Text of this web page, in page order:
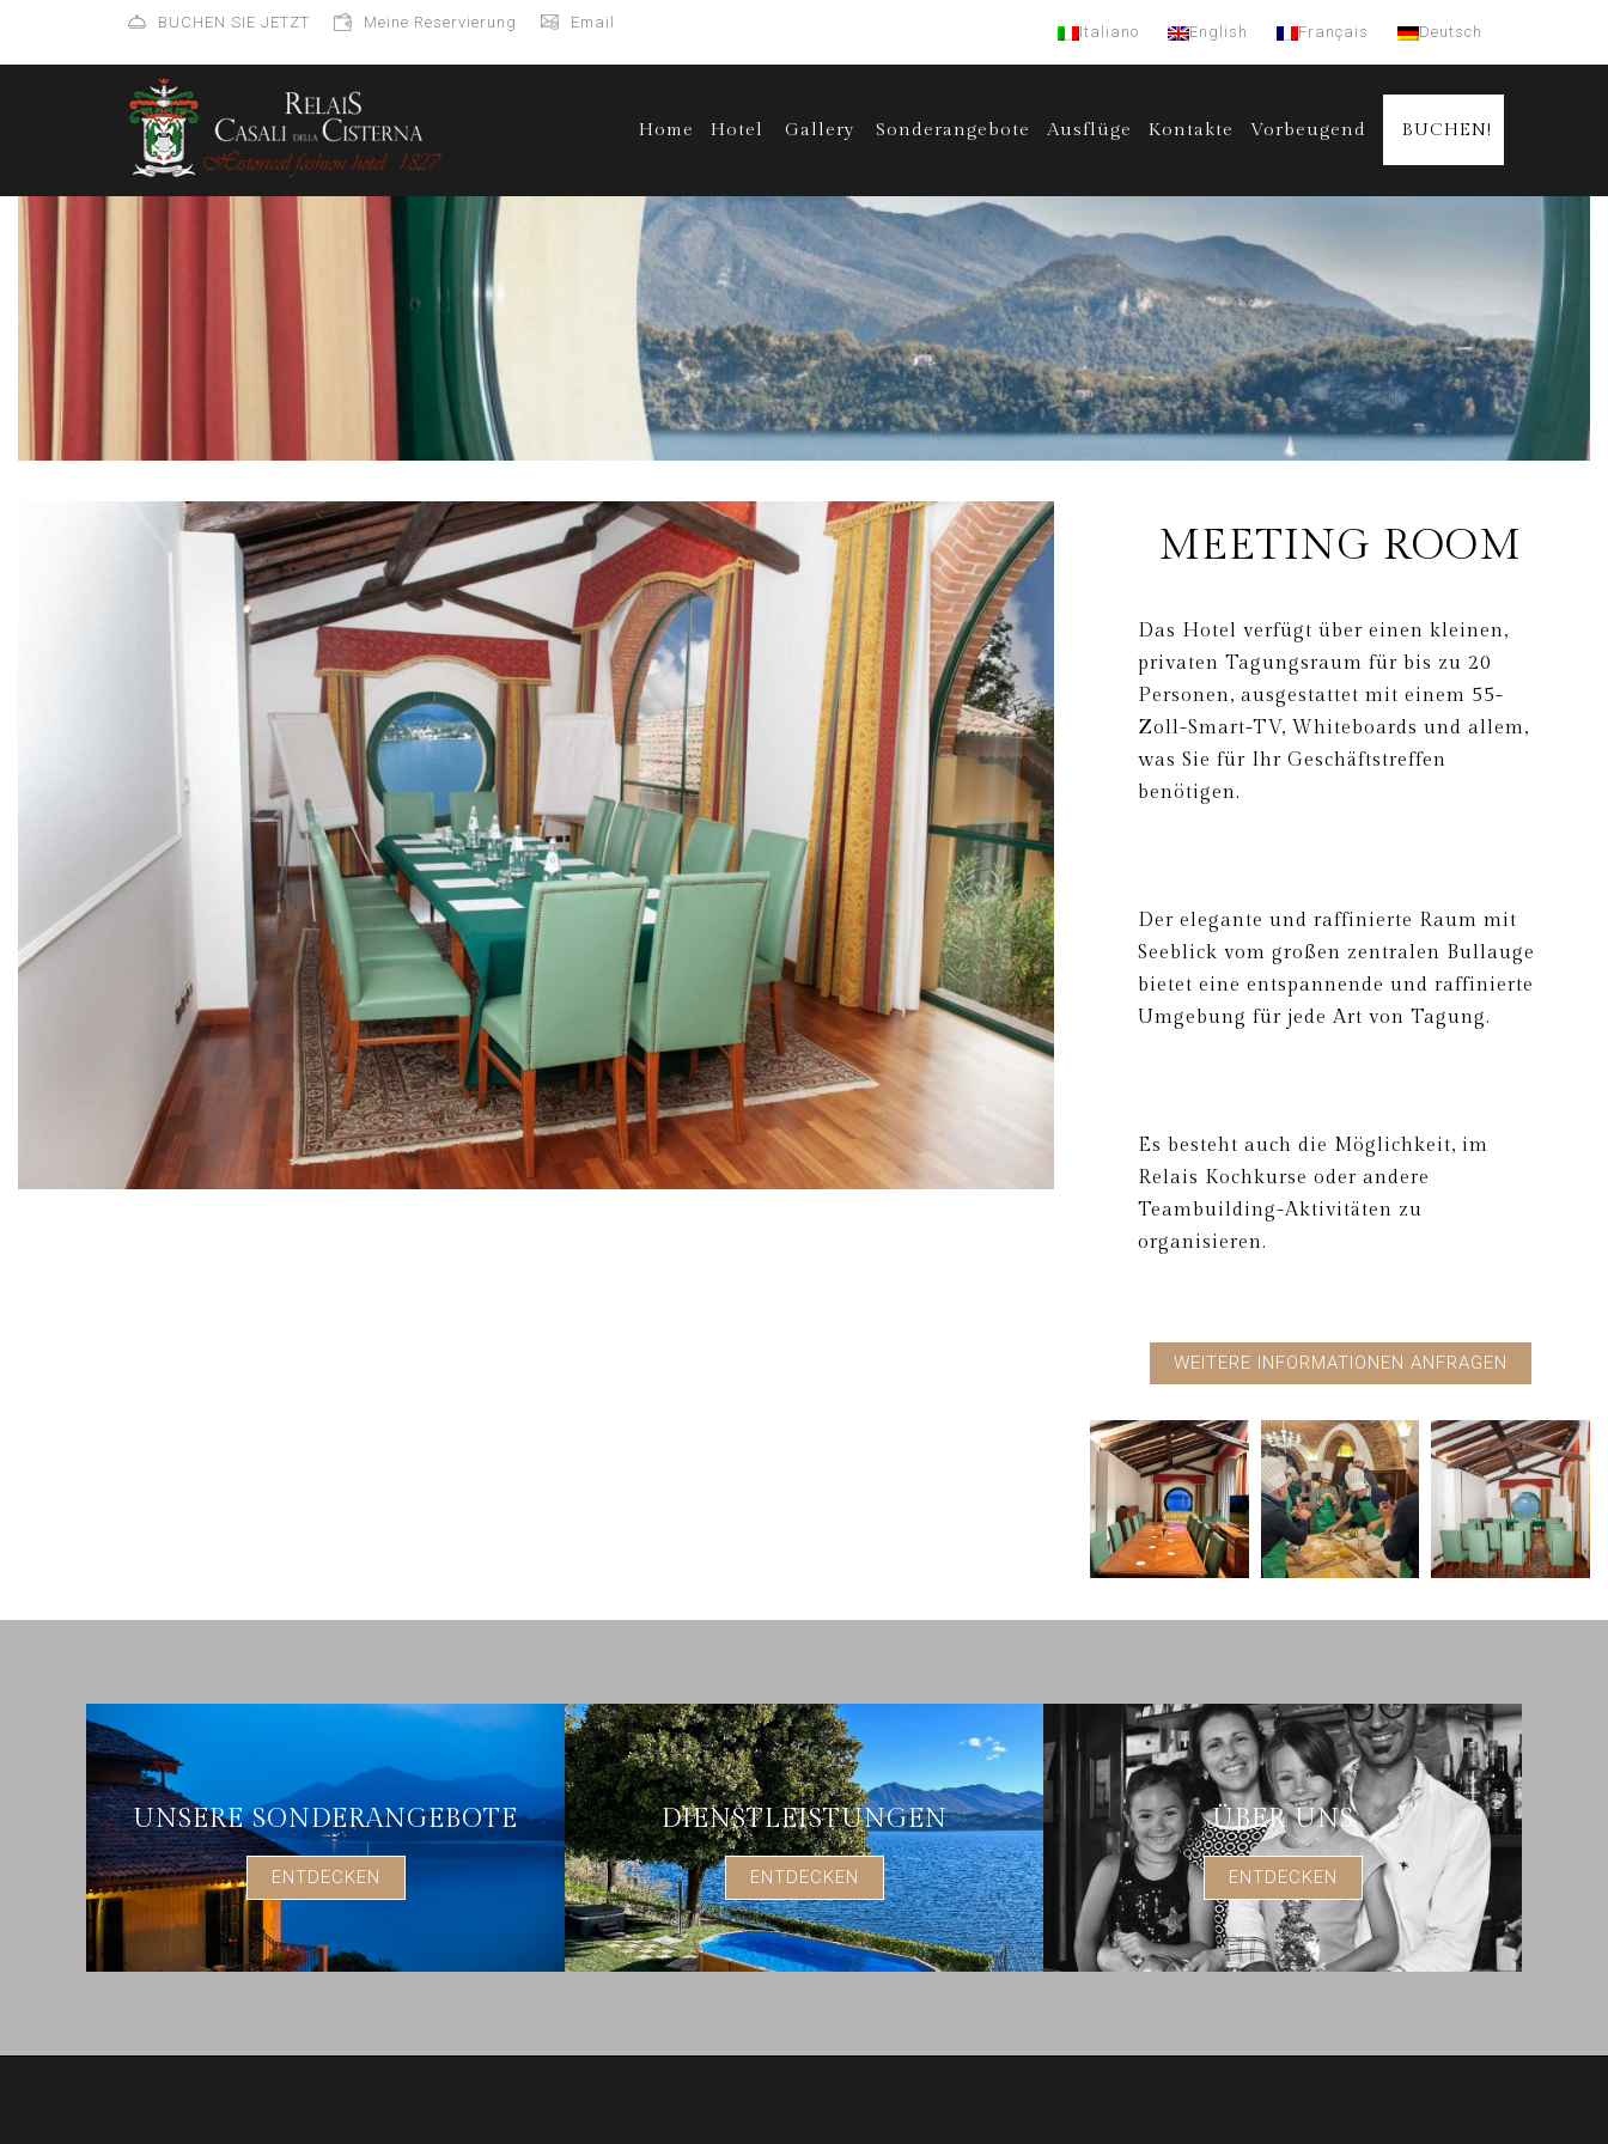
BUCHEN SIE JETZT Meine Reservierung Email
Italiano English Français Deutsch
Home Hotel Gallery Sonderangebote Ausflüge Kontakte Vorbeugend BUCHEN!
MEETING ROOM
Das Hotel verfügt über einen kleinen,
privaten Tagungsraum für bis zu 20
Personen, ausgestattet mit einem 55-
Zoll-Smart-TV, Whiteboards und allem,
was Sie für Ihr Geschäftstreffen
benötigen.
Der elegante und raffinierte Raum mit
Seeblick vom großen zentralen Bullauge
bietet eine entspannende und raffinierte
Umgebung für jede Art von Tagung.
Es besteht auch die Möglichkeit, im
Relais Kochkurse oder andere
Teambuilding-Aktivitäten zu
organisieren.
WEITERE INFORMATIONEN ANFRAGEN
UNSERE SONDERANGEBOTE
ENTDECKEN
DIENSTLEISTUNGEN
ENTDECKEN
ÜBER UNS
ENTDECKEN